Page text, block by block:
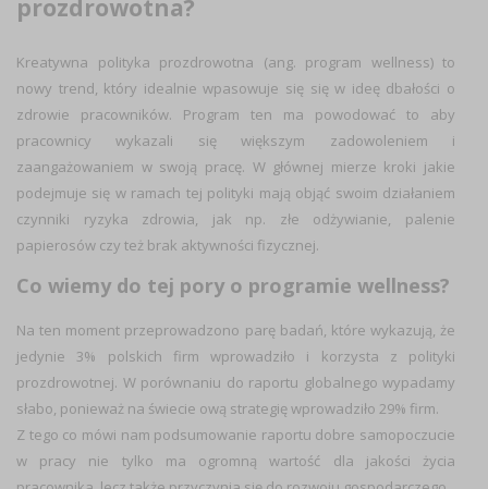
prozdrowotna?
Kreatywna polityka prozdrowotna (ang. program wellness) to
nowy trend, który idealnie wpasowuje się się w ideę dbałości o
zdrowie pracowników. Program ten ma powodować to aby
pracownicy wykazali się większym zadowoleniem i
zaangażowaniem w swoją pracę. W głównej mierze kroki jakie
podejmuje się w ramach tej polityki mają objąć swoim działaniem
czynniki ryzyka zdrowia, jak np. złe odżywianie, palenie
papierosów czy też brak aktywności fizycznej.
Co wiemy do tej pory o programie wellness?
Na ten moment przeprowadzono parę badań, które wykazują, że
jedynie 3% polskich firm wprowadziło i korzysta z polityki
prozdrowotnej. W porównaniu do raportu globalnego wypadamy
słabo, ponieważ na świecie ową strategię wprowadziło 29% firm.
Z tego co mówi nam podsumowanie raportu dobre samopoczucie
w pracy nie tylko ma ogromną wartość dla jakości życia